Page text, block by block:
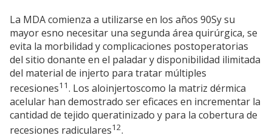
La MDA comienza a utilizarse en los años 90Sy su
mayor esno necesitar una segunda área quirúrgica, se
evita la morbilidad y complicaciones postoperatorias
del sitio donante en el paladar y disponibilidad ilimitada
del material de injerto para tratar múltiples
recesiones11. Los aloinjertoscomo la matriz dérmica
acelular han demostrado ser eficaces en incrementar la
cantidad de tejido queratinizado y para la cobertura de
recesiones radiculares12.